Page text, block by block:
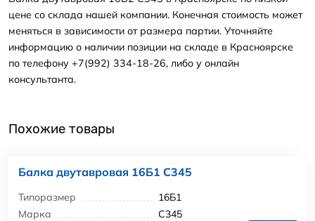
цене со склада нашей компании. Конечная стоимость может
меняться в зависимости от размера партии. Уточняйте
информацию о наличии позиции на складе в Красноярске
по телефону +7(992) 334-18-26, либо у онлайн
консультанта.
Похожие товары
Балка двутавровая 16Б1 С345
Типоразмер
16Б1
Марка
С345